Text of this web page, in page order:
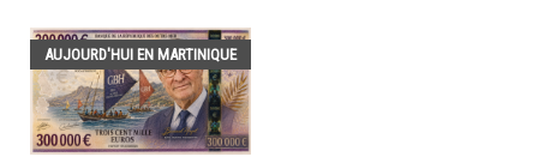
AUJOURD'HUI EN MARTINIQUE